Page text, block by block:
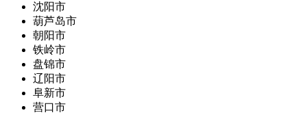
沈阳市
葫芦岛市
朝阳市
铁岭市
盘锦市
辽阳市
阜新市
营口市